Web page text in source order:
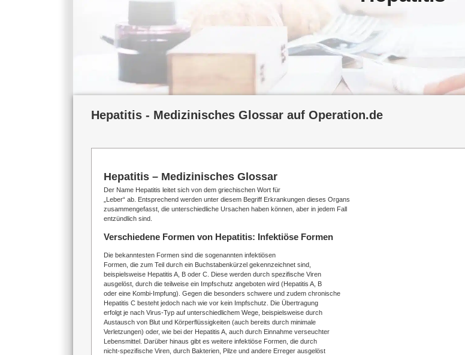
Hepatitis - Medizinisches Glossar auf Operation.de
Hepatitis – Medizinisches Glossar
Der Name Hepatitis leitet sich von dem griechischen Wort für
„Leber“ ab. Entsprechend werden unter diesem Begriff Erkrankungen dieses Organs
zusammengefasst, die unterschiedliche Ursachen haben können, aber in jedem Fall
entzündlich sind.
Verschiedene Formen von Hepatitis: Infektiöse Formen
Die bekanntesten Formen sind die sogenannten infektiösen
Formen, die zum Teil durch ein Buchstabenkürzel gekennzeichnet sind,
beispielsweise Hepatitis A, B oder C. Diese werden durch spezifische Viren
ausgelöst, durch die teilweise ein Impfschutz angeboten wird (Hepatitis A, B
oder eine Kombi-Impfung). Gegen die besonders schwere und zudem chronische
Hepatitis C besteht jedoch nach wie vor kein Impfschutz. Die Übertragung
erfolgt je nach Virus-Typ auf unterschiedlichem Wege, beispielsweise durch
Austausch von Blut und Körperflüssigkeiten (auch bereits durch minimale
Verletzungen) oder, wie bei der Hepatitis A, auch durch Einnahme verseuchter
Lebensmittel. Darüber hinaus gibt es weitere infektiöse Formen, die durch
nicht-spezifische Viren, durch Bakterien, Pilze und andere Erreger ausgelöst